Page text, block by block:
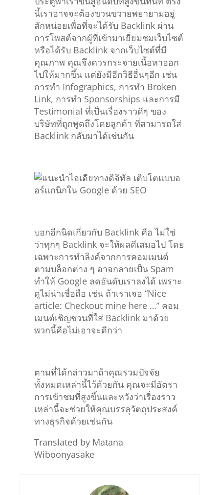
สักหน่อยเพื่อที่จะได้รับ Backlink ผ่าน
การโพสต์จากผู้ที่เข้ามาเยี่ยมชมเว็บไซต์
หรือได้รับ Backlink จากเว็บไซต์ที่มี
คุณภาพ คุณจึงควรกระจายเนื้อหาออก
ไปให้มากขึ้น แต่ยังมีอีกวิธีอื่นๆอีก เช่น
การทำ Infographics, การทำ Broken
Link, การทำ Sponsorships และการมี
Testimonial ที่เป็นเรื่องราวดีๆ ของ
บริษัทที่ถูกพูดถึงโดยลูกค้า ที่สามารถใส่
Backlink กลับมาได้เช่นกัน
ว่าทุกๆ Backlink จะให้ผลดีเสมอไป โดย
เฉพาะการทำลิงค์จากการคอมเมนต์
ตามบล็อกต่าง ๆ อาจกลายเป็น Spam
ทำให้ Google ลดอันดับเราลงได้ เพราะ
ดูไม่น่าเชื่อถือ เช่น ถ้าเราเจอ “Nice
article: Checkout mine here …” คอม
เมนต์เชิญชวนที่ใส่ Backlink มาด้วย
พวกนี้คือไม่เอาจะดีกว่า
ทั้งหมดเหล่านี้ไว้ด้วยกัน คุณจะมีอัตรา
การเข้าชมที่สูงขึ้นและหวังว่าเรื่องราว
เหล่านี้จะช่วยให้คุณบรรลุวัตถุประสงค์
ทางธุรกิจด้วยเช่นกัน
Translated by Matana
Wiboonyasake